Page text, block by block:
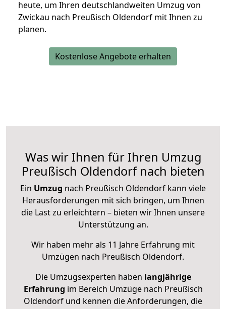
heute, um Ihren deutschlandweiten Umzug von
Zwickau nach Preußisch Oldendorf mit Ihnen zu
planen.
Kostenlose Angebote erhalten
Was wir Ihnen für Ihren Umzug
Preußisch Oldendorf nach bieten
Ein Umzug nach Preußisch Oldendorf kann viele
Herausforderungen mit sich bringen, um Ihnen
die Last zu erleichtern – bieten wir Ihnen unsere
Unterstützung an.
Wir haben mehr als 11 Jahre Erfahrung mit
Umzügen nach Preußisch Oldendorf.
Die Umzugsexperten haben langjährige
Erfahrung im Bereich Umzüge nach Preußisch
Oldendorf und kennen die Anforderungen, die